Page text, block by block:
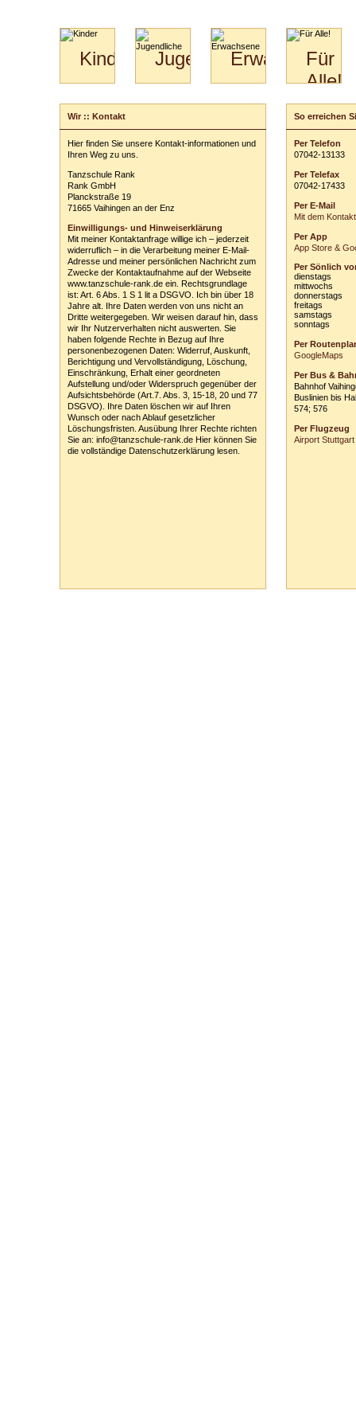
Kinder
Kids
&
Kiga-
Kids
3-
JugendlicheErwachsene
Specials
Paare
Hochzeitstanzkurs
Für
Alle!
Bilder
Download
Video
Catering
Wir :: Kontakt
Hier finden Sie unsere Kontakt-informationen und
Ihren Weg zu uns.
Tanzschule Rank
Rank GmbH
Planckstraße 19
71665 Vaihingen an der Enz
Einwilligungs- und Hinweiserklärung
Mit meiner Kontaktanfrage willige ich – jederzeit
widerruflich – in die Verarbeitung meiner E-Mail-
Adresse und meiner persönlichen Nachricht zum
Zwecke der Kontaktaufnahme auf der Webseite
www.tanzschule-rank.de ein. Rechtsgrundlage
ist: Art. 6 Abs. 1 S 1 lit a DSGVO. Ich bin über 18
Jahre alt. Ihre Daten werden von uns nicht an
Dritte weitergegeben. Wir weisen darauf hin, dass
wir Ihr Nutzerverhalten nicht auswerten. Sie
haben folgende Rechte in Bezug auf Ihre
personenbezogenen Daten: Widerruf, Auskunft,
Berichtigung und Vervollständigung, Löschung,
Einschränkung, Erhalt einer geordneten
Aufstellung und/oder Widerspruch gegenüber der
Aufsichtsbehörde (Art.7. Abs. 3, 15-18, 20 und 77
DSGVO). Ihre Daten löschen wir auf Ihren
Wunsch oder nach Ablauf gesetzlicher
Löschungsfristen. Ausübung Ihrer Rechte richten
Sie an: info@tanzschule-rank.de Hier können Sie
die vollständige Datenschutzerklärung lesen.
So erreichen
Per Telefon
07042-13133
Per Telefax
07042-17433
Per E-Mail
Mit dem
Per App
App Store &
Per Sönlich
dienstags
mittwochs
donnerstags
freitags
samstags
sonntags
Per
GoogleMaps
Per Bus &
Bahnhof
Buslinien bis
574; 576
Per Flugzeug
Airport Stuttgart
Schreiben Sie
Ihre
Vor- und
E-Mail-
Betreff:
Ihre Nachricht
ausblenden
Einwilligungs-
*siehe links